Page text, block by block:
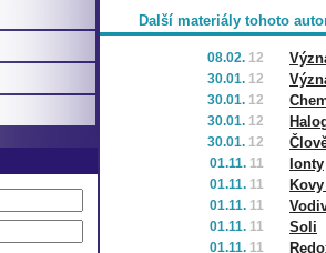
Další materiály tohoto
08.02. 12
30.01. 12
30.01. 12
30.01. 12
30.01. 12
01.11. 11 Ionty
01.11. 11
01.11. 11
01.11. 11 Soli
01.11. 11